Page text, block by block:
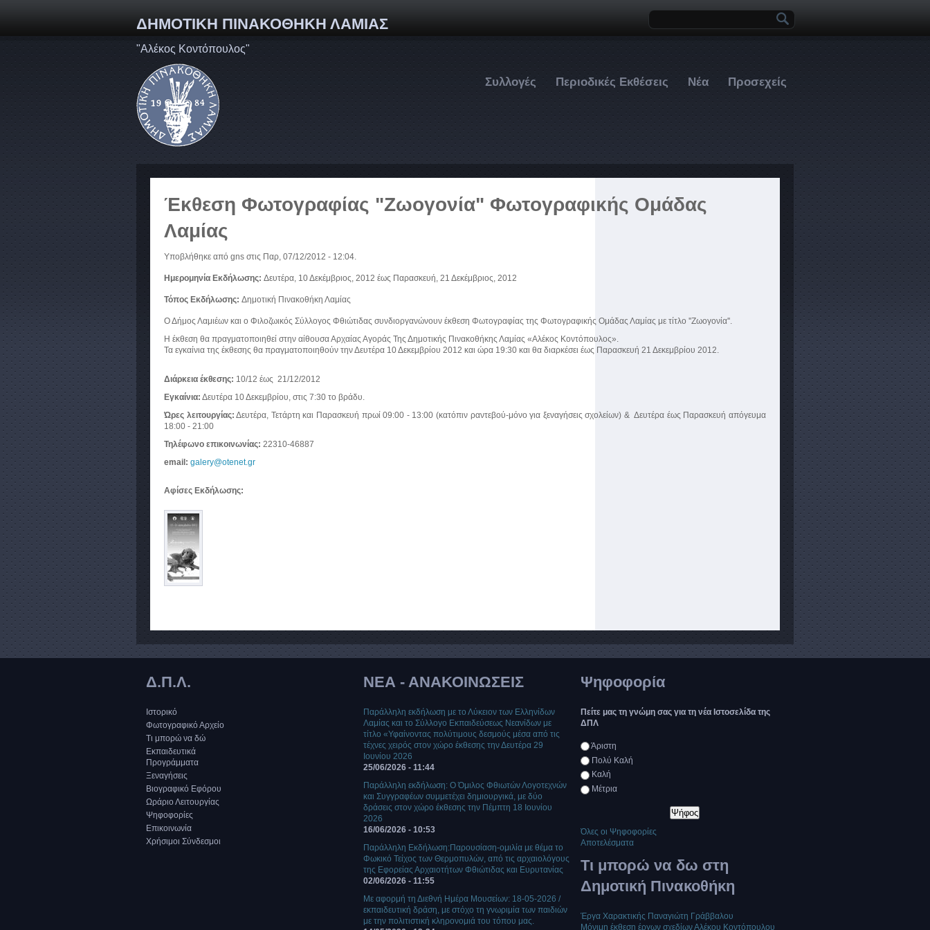
ΔΗΜΟΤΙΚΗ ΠΙΝΑΚΟΘΗΚΗ ΛΑΜΙΑΣ
"Αλέκος Κοντόπουλος"
Φόρμα αναζήτησης
Συλλογές Περιοδικές Εκθέσεις Νέα Προσεχείς
Έκθεση Φωτογραφίας "Ζωογονία" Φωτογραφικής Ομάδας
Λαμίας
Υποβλήθηκε από gns στις Παρ, 07/12/2012 - 12:04.
Ημερομηνία Εκδήλωσης: Δευτέρα, 10 Δεκέμβριος, 2012 έως Παρασκευή, 21 Δεκέμβριος, 2012
Τόπος Εκδήλωσης: Δημοτική Πινακοθήκη Λαμίας
Ο Δήμος Λαμιέων και ο Φιλοζωικός Σύλλογος Φθιώτιδας συνδιοργανώνουν έκθεση Φωτογραφίας της Φωτογραφικής Ομάδας Λαμίας με τίτλο ''Ζωογονία''.
Η έκθεση θα πραγματοποιηθεί στην αίθουσα Αρχαίας Αγοράς Της Δημοτικής Πινακοθήκης Λαμίας «Αλέκος Κοντόπουλος».
Τα εγκαίνια της έκθεσης θα πραγματοποιηθούν την Δευτέρα 10 Δεκεμβρίου 2012 και ώρα 19:30 και θα διαρκέσει έως Παρασκευή 21 Δεκεμβρίου 2012.
Διάρκεια έκθεσης: 10/12 έως 21/12/2012
Εγκαίνια: Δευτέρα 10 Δεκεμβρίου, στις 7:30 το βράδυ.
Ώρες λειτουργίας: Δευτέρα, Τετάρτη και Παρασκευή πρωί 09:00 - 13:00 (κατόπιν ραντεβού-μόνο για ξεναγήσεις σχολείων) & Δευτέρα έως Παρασκευή απόγευμα
18:00 - 21:00
Τηλέφωνο επικοινωνίας: 22310-46887
email: galery@otenet.gr
Αφίσες Εκδήλωσης:
Δ.Π.Λ.
Ιστορικό
Φωτογραφικό Αρχείο
Τι μπορώ να δώ
Εκπαιδευτικά
Προγράμματα
Ξεναγήσεις
Βιογραφικό Εφόρου
Ωράριο Λειτουργίας
Ψηφοφορίες
Επικοινωνία
Χρήσιμοι Σύνδεσμοι
ΝΕΑ - ΑΝΑΚΟΙΝΩΣΕΙΣ
Παράλληλη εκδήλωση με το Λύκειον των Ελληνίδων
Λαμίας και το Σύλλογο Εκπαιδεύσεως Νεανίδων με
τίτλο «Υφαίνοντας πολύτιμους δεσμούς μέσα από τις
τέχνες χειρός στον χώρο έκθεσης την Δευτέρα 29
Ιουνίου 2026
25/06/2026 - 11:44
Παράλληλη εκδήλωση: Ο Όμιλος Φθιωτών Λογοτεχνών
και Συγγραφέων συμμετέχει δημιουργικά, με δύο
δράσεις στον χώρο έκθεσης την Πέμπτη 18 Ιουνίου
2026
16/06/2026 - 10:53
Παράλληλη Εκδήλωση:Παρουσίαση-ομιλία με θέμα το
Φωκικό Τείχος των Θερμοπυλών, από τις αρχαιολόγους
της Εφορείας Αρχαιοτήτων Φθιώτιδας και Ευρυτανίας
02/06/2026 - 11:55
Με αφορμή τη Διεθνή Ημέρα Μουσείων: 18-05-2026 /
εκπαιδευτική δράση, με στόχο τη γνωριμία των παιδιών
με την πολιτιστική κληρονομιά του τόπου μας.
Ψηφοφορία
Πείτε μας τη γνώμη σας για τη νέα Ιστοσελίδα της
ΔΠΛ
Επιλογές
Άριστη
Πολύ Καλή
Καλή
Μέτρια
Όλες οι Ψηφοφορίες
Αποτελέσματα
Τι μπορώ να δω στη
Δημοτική Πινακοθήκη
Έργα Χαρακτικής Παναγιώτη Γράββαλου
Μόνιμη έκθεση έργων σχεδίων Αλέκου Κοντόπουλου